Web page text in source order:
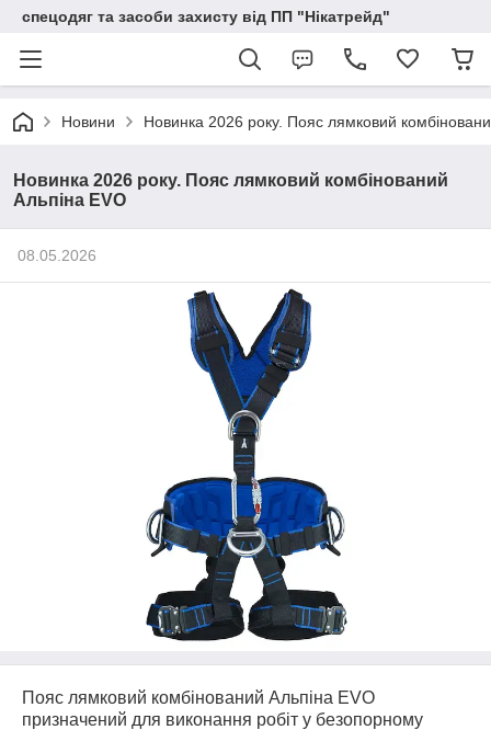
спецодяг та засоби захисту від ПП "Нікатрейд"
Новини Новинка 2026 року. Пояс лямковий
Новинка 2026 року. Пояс лямковий комбінований
Альпіна EVO
08.05.2026
Пояс лямковий комбінований Альпіна EVO
призначений для виконання робіт у безопорному